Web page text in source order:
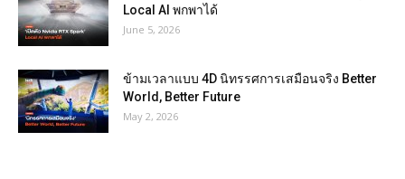
Local AI พกพาได้
June 5, 2026
ข้ามเวลาแบบ 4D นิทรรศการเสมือนจริง Better
World, Better Future
May 2, 2026